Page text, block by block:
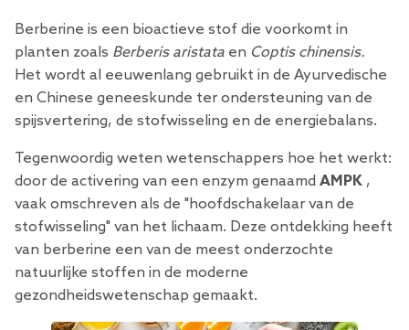
Berberine is een bioactieve stof die voorkomt in
planten zoals Berberis aristata en Coptis chinensis.
Het wordt al eeuwenlang gebruikt in de Ayurvedische
en Chinese geneeskunde ter ondersteuning van de
spijsvertering, de stofwisseling en de energiebalans.
Tegenwoordig weten wetenschappers hoe het werkt:
door de activering van een enzym genaamd AMPK ,
vaak omschreven als de "hoofdschakelaar van de
stofwisseling" van het lichaam. Deze ontdekking heeft
van berberine een van de meest onderzochte
natuurlijke stoffen in de moderne
gezondheidswetenschap gemaakt.